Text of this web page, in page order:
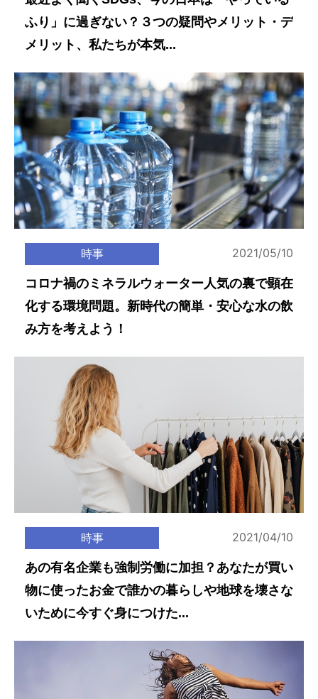
ふり」に過ぎない？３つの疑問やメリット・デ
メリット、私たちが本気...
時事 2021/05/10
コロナ禍のミネラルウォーター人気の裏で顕在
化する環境問題。新時代の簡単・安心な水の飲
み方を考えよう！
時事 2021/04/10
あの有名企業も強制労働に加担？あなたが買い
物に使ったお金で誰かの暮らしや地球を壊さな
いために今すぐ身につけた...